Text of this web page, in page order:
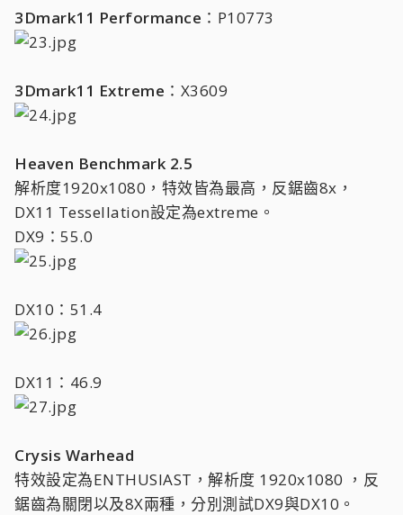
3Dmark11 Performance ：P10773
3Dmark11 Extreme ：X3609
Heaven Benchmark 2.5
解析度1920x1080，特效皆為最高，反鋸齒8x，
DX11 Tessellation設定為extreme。
DX9：55.0
DX10：51.4
DX11：46.9
Crysis Warhead
特效設定為ENTHUSIAST，解析度 1920x1080 ，反
鋸齒為關閉以及8X兩種，分別測試DX9與DX10。